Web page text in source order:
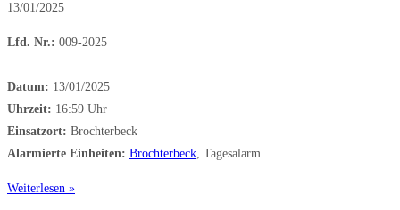
13/01/2025
Lfd. Nr.: 009-2025
Datum: 13/01/2025
Uhrzeit: 16:59 Uhr
Einsatzort: Brochterbeck
Alarmierte Einheiten: Brochterbeck, Tagesalarm
Weiterlesen »